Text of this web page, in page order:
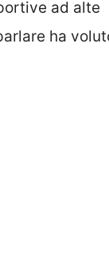
ad alte
ha